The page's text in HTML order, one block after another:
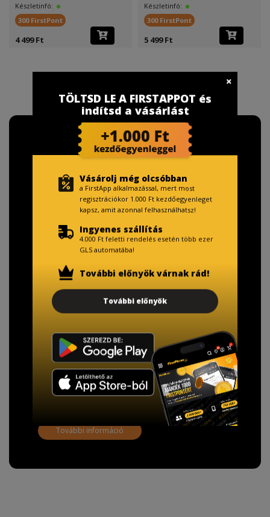
Készletinfó:
300 FirstPont
4 499 Ft
Készletinfó:
300 FirstPont
5 499 Ft
TISZTELT VÁSÁRLÓNK!
adatainak biztonsága érdekében!
A Kormány döntése alapján a kereskedő minden tartós
adathordozó termék vásárlásakor köteles ingyenes
adattörlő kódot biztosítani.
További információ
TÖLTSD LE A FIRSTAPPOT és
indítsd a vásárlást
Vásárolj még olcsóbban
a FirstApp alkalmazással, mert most
regisztrációkor 1.000 Ft kezdőegyenleget
kapsz, amit azonnal felhasználhatsz!
Ingyenes szállítás
4.000 Ft feletti rendelés esetén több ezer
GLS automatába!
További előnyök várnak rád!
További előnyök